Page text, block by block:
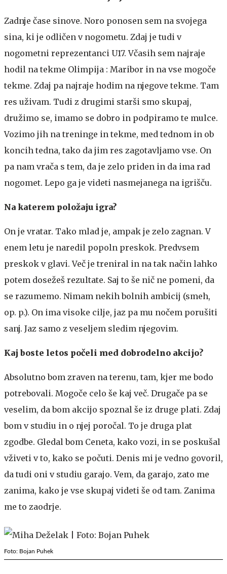
Zadnje čase sinove. Noro ponosen sem na svojega
sina, ki je odličen v nogometu. Zdaj je tudi v
nogometni reprezentanci U17. Včasih sem najraje
hodil na tekme Olimpija : Maribor in na vse mogoče
tekme. Zdaj pa najraje hodim na njegove tekme. Tam
res uživam. Tudi z drugimi starši smo skupaj,
družimo se, imamo se dobro in podpiramo te mulce.
Vozimo jih na treninge in tekme, med tednom in ob
koncih tedna, tako da jim res zagotavljamo vse. On
pa nam vrača s tem, da je zelo priden in da ima rad
nogomet. Lepo ga je videti nasmejanega na igrišču.
Na katerem položaju igra?
On je vratar. Tako mlad je, ampak je zelo zagnan. V
enem letu je naredil popoln preskok. Predvsem
preskok v glavi. Več je treniral in na tak način lahko
potem dosežeš rezultate. Saj to še nič ne pomeni, da
se razumemo. Nimam nekih bolnih ambicij (smeh,
op. p.). On ima visoke cilje, jaz pa mu nočem porušiti
sanj. Jaz samo z veseljem sledim njegovim.
Kaj boste letos počeli med dobrodelno akcijo?
Absolutno bom zraven na terenu, tam, kjer me bodo
potrebovali. Mogoče celo še kaj več. Drugače pa se
veselim, da bom akcijo spoznal še iz druge plati. Zdaj
bom v studiu in o njej poročal. To je druga plat
zgodbe. Gledal bom Ceneta, kako vozi, in se poskušal
vživeti v to, kako se počuti. Denis mi je vedno govoril,
da tudi oni v studiu garajo. Vem, da garajo, zato me
zanima, kako je vse skupaj videti še od tam. Zanima
me to zaodrje.
Foto: Bojan Puhek